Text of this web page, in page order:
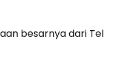
besarnya dari Tel